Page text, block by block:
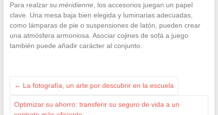
Para realzar su méridienne, los accesorios juegan un papel
clave. Una mesa baja bien elegida y luminarias adecuadas,
como lámparas de pie o suspensiones de latón, pueden crear
una atmósfera armoniosa. Asociar cojines de sofá a juego
también puede añadir carácter al conjunto.
← La fotografía, un arte por descubrir en la escuela
Optimizar su ahorro: transferir su seguro de vida a un